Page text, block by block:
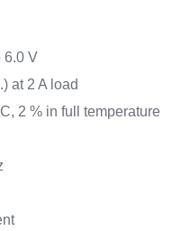
6.0 V
at 2 A load
2 % in full temperature